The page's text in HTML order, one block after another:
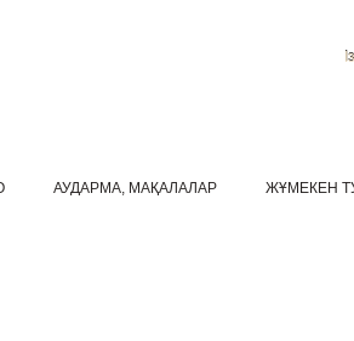
АУДАРМА, МАҚАЛАЛАР ЖҰМЕКЕН